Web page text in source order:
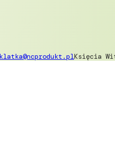
Księcia